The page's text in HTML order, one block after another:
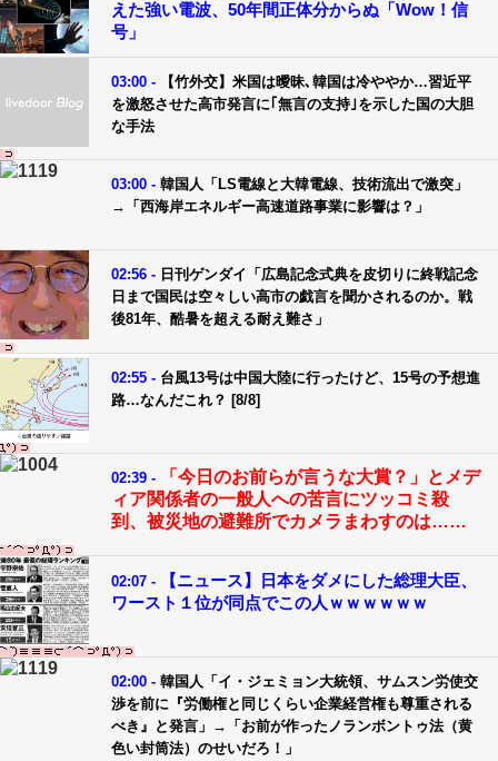
えた強い電波、50年間正体分からぬ「Wow！信
号」
03:00 -
【竹外交】米国は曖昧､韓国は冷ややか…習近平
を激怒させた高市発言に｢無言の支持｣を示した国の大胆
な手法
03:00 - 韓国人「LS電線と大韓電線、技術流出で激突」
→「西海岸エネルギー高速道路事業に影響は？」
02:56 - 日刊ゲンダイ「広島記念式典を皮切りに終戦記念
日まで国民は空々しい高市の戯言を聞かされるのか。戦
後81年、酷暑を超える耐え難さ」
02:55 - 台風13号は中国大陸に行ったけど、15号の予想進
路…なんだこれ？ [8/8]
02:39 -
「今日のお前らが言うな大賞？」とメデ
ィア関係者の一般人への苦言にツッコミ殺
到、被災地の避難所でカメラまわすのは……
02:07 -
【ニュース】日本をダメにした総理大臣、
ワースト１位が同点でこの人ｗｗｗｗｗｗ
02:00 - 韓国人「イ・ジェミョン大統領、サムスン労使交
渉を前に『労働権と同じくらい企業経営権も尊重される
べき』と発言」→「お前が作ったノランボントゥ法（黄
色い封筒法）のせいだろ！」